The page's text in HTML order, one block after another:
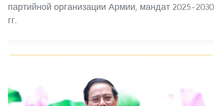
партийной организации Армии, мандат 2025–2030
гг.